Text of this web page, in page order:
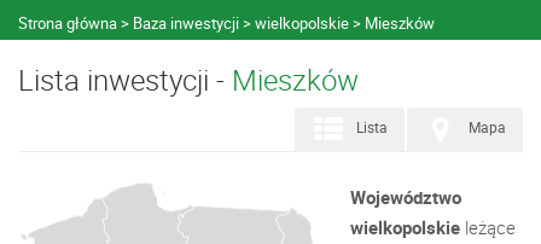
Strona główna Baza inwestycji wielkopolskie Mieszków
Lista inwestycji - Mieszków
Mapa
Lista
Województwo
wielkopolskie leżące